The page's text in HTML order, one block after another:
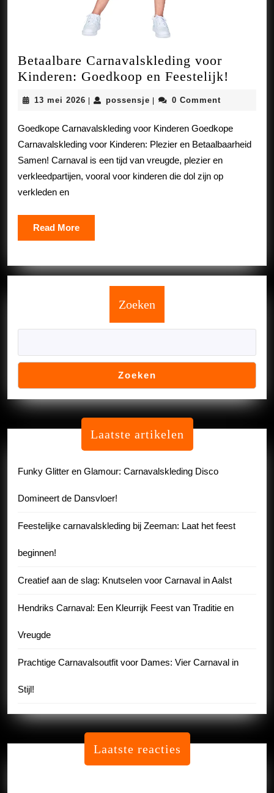
Betaalbare Carnavalskleding voor
Kinderen: Goedkoop en Feestelijk!
13 mei 2026 13
2026
possensje possensje
0 Comment
Goedkope Carnavalskleding voor Kinderen Goedkope
Carnavalskleding voor Kinderen: Plezier en Betaalbaarheid
Samen! Carnaval is een tijd van vreugde, plezier en
verkleedpartijen, vooral voor kinderen die dol zijn op
verkleden en
Read MoreRead
More
Zoeken
Zoeken
Laatste artikelen
Funky Glitter en Glamour: Carnavalskleding Disco
Domineert de Dansvloer!
Feestelijke carnavalskleding bij Zeeman: Laat het feest
beginnen!
Creatief aan de slag: Knutselen voor Carnaval in Aalst
Hendriks Carnaval: Een Kleurrijk Feest van Traditie en
Vreugde
Prachtige Carnavalsoutfit voor Dames: Vier Carnaval in
Stijl!
Laatste reacties